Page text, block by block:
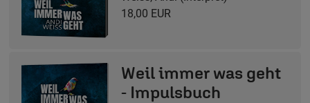
18,00 EUR
Weil immer was geht
- Impulsbuch